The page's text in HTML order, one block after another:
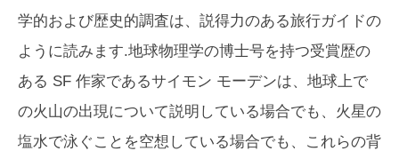
学的および歴史的調査は、説得力のある旅行ガイドの
ように読みます.地球物理学の博士号を持つ受賞歴の
ある SF 作家であるサイモン モーデンは、地球上で
の火山の出現について説明している場合でも、火星の
塩水で泳ぐことを空想している場合でも、これらの背